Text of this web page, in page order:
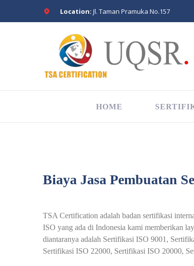
Location: Jl. Taman Pramuka No.157
HOME
Biaya Jasa Pembuatan
TSA Certification adalah badan sertifikasi
ISO yang ada di Indonesia kami memberikan
diantaranya adalah Sertifikasi ISO 9001,
Sertifikasi ISO 22000, Sertifikasi ISO 20000,